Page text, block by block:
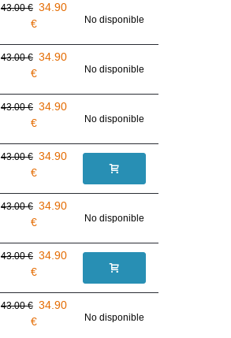
43.00 € 34.90
€
No disponible
43.00 € 34.90
€
No disponible
43.00 € 34.90
€
No disponible
43.00 € 34.90
€
43.00 € 34.90
€
No disponible
43.00 € 34.90
€
43.00 € 34.90
€
No disponible